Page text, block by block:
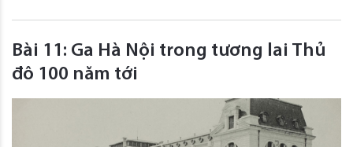
Bài 11: Ga Hà Nội trong tương lai Thủ
đô 100 năm tới